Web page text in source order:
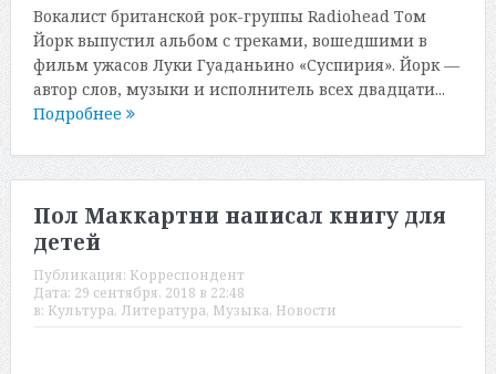
Вокалист британской рок-группы Radiohead Том
Йорк выпустил альбом с треками, вошедшими в
фильм ужасов Луки Гуаданьино «Суспирия». Йорк —
автор слов, музыки и исполнитель всех двадцати...
Подробнее
Пол Маккартни написал книгу для
детей
Публикация: Корреспондент
Дата: 29 сентября, 2018 в 22:48
в: Культура, Литература, Музыка, Новости